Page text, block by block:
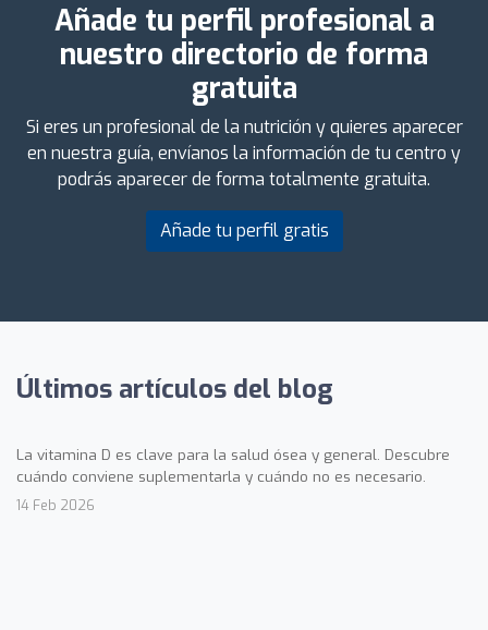
Añade tu perfil profesional a
nuestro directorio de forma
gratuita
Si eres un profesional de la nutrición y quieres aparecer
en nuestra guía, envíanos la información de tu centro y
podrás aparecer de forma totalmente gratuita.
Añade tu perfil gratis
Últimos artículos del blog
La vitamina D es clave para la salud ósea y general. Descubre
cuándo conviene suplementarla y cuándo no es necesario.
14 Feb 2026